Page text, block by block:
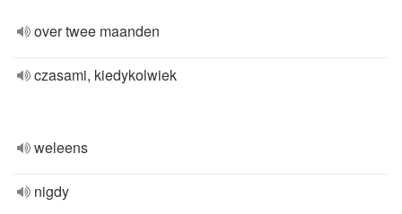
over twee maanden
czasami, kiedykolwiek
weleens
nigdy